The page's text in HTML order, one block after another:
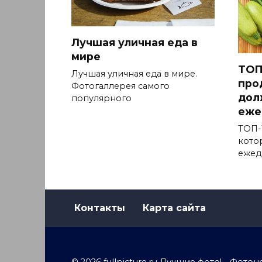
Лучшая уличная еда в
мире
Лучшая уличная еда в мире.
Фотогаллерея самого
популярного
ТОП-
Контакты Карта сайта